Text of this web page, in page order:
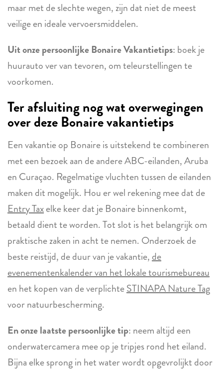
maar met de slechte wegen, zijn dat niet de meest
veilige en ideale vervoersmiddelen.
Uit onze persoonlijke Bonaire Vakantietips: boek je
huurauto ver van tevoren, om teleurstellingen te
voorkomen.
Ter afsluiting nog wat overwegingen
over deze Bonaire vakantietips
Een vakantie op Bonaire is uitstekend te combineren
met een bezoek aan de andere ABC-eilanden, Aruba
en Curaçao. Regelmatige vluchten tussen de eilanden
maken dit mogelijk. Hou er wel rekening mee dat de
Entry Taxelke keer dat je Bonaire binnenkomt,
betaald dient te worden. Tot slot is het belangrijk om
praktische zaken in acht te nemen. Onderzoek de
beste reistijd, de duur van je vakantie,de
evenementenkalender van het lokale tourismebureau
en het kopen van de verplichteSTINAPA Nature Tag
voor natuurbescherming.
En onze laatste persoonlijke tip: neem altijd een
onderwatercamera mee op je tripjes rond het eiland.
Bijna elke sprong in het water wordt opgevrolijkt door